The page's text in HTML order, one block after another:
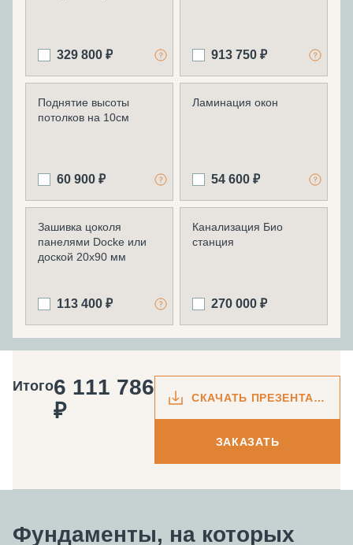
329 800 ₽ 913 750 ₽
Поднятие высоты
потолков на 10см
60 900 ₽
Ламинация окон
54 600 ₽
Зашивка цоколя
панелями Docke или
доской 20х90 мм
113 400 ₽
Канализация Био
станция
270 000 ₽
Итого6 111 786
₽
СКАЧАТЬ ПРЕЗЕНТАЦИЮ
ЗАКАЗАТЬ
Фундаменты, на которых